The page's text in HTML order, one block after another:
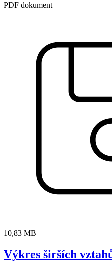
PDF dokument
10,83 MB
Výkres širších